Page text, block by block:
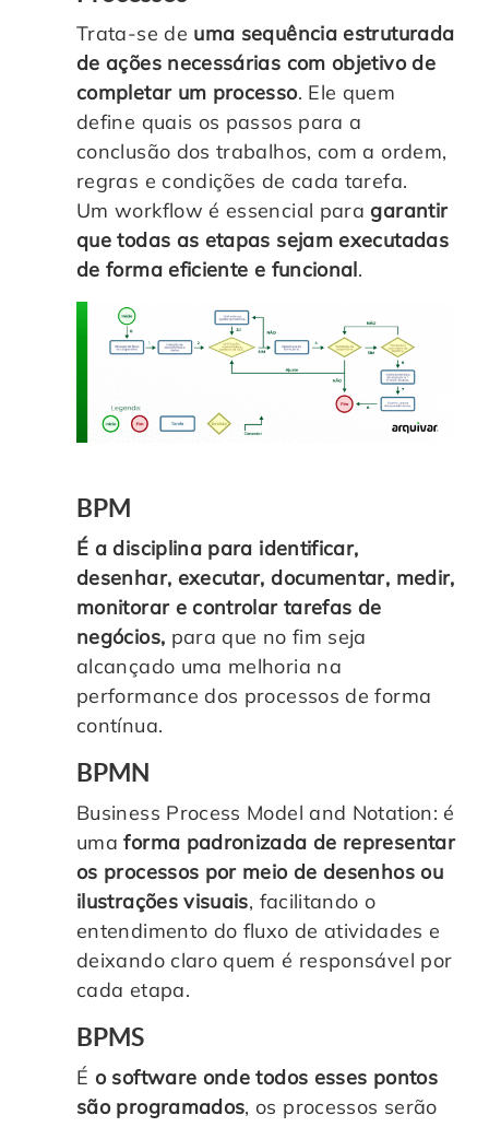
Trata-se de uma sequência estruturada
de ações necessárias com objetivo de
completar um processo. Ele quem
define quais os passos para a
conclusão dos trabalhos, com a ordem,
regras e condições de cada tarefa.
Um workflow é essencial para garantir
que todas as etapas sejam executadas
de forma eficiente e funcional.
BPM
É a disciplina para identificar,
desenhar, executar, documentar, medir,
monitorar e controlar tarefas de
negócios, para que no fim seja
alcançado uma melhoria na
performance dos processos de forma
contínua.
BPMN
Business Process Model and Notation: é
umaforma padronizada de representar
os processos por meio de desenhos ou
ilustrações visuais, facilitando o
entendimento do fluxo de atividades e
deixando claro quem é responsável por
cada etapa.
BPMS
É o software onde todos esses pontos
são programados, os processos serão